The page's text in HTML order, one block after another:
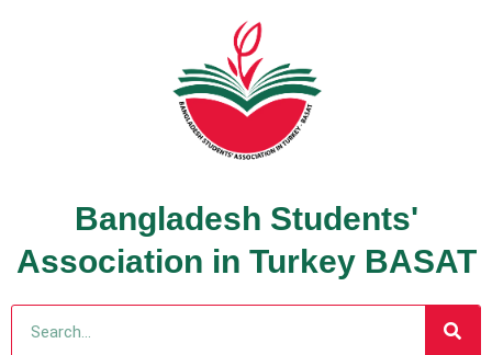
Bangladesh Students'
Association in Turkey BASAT